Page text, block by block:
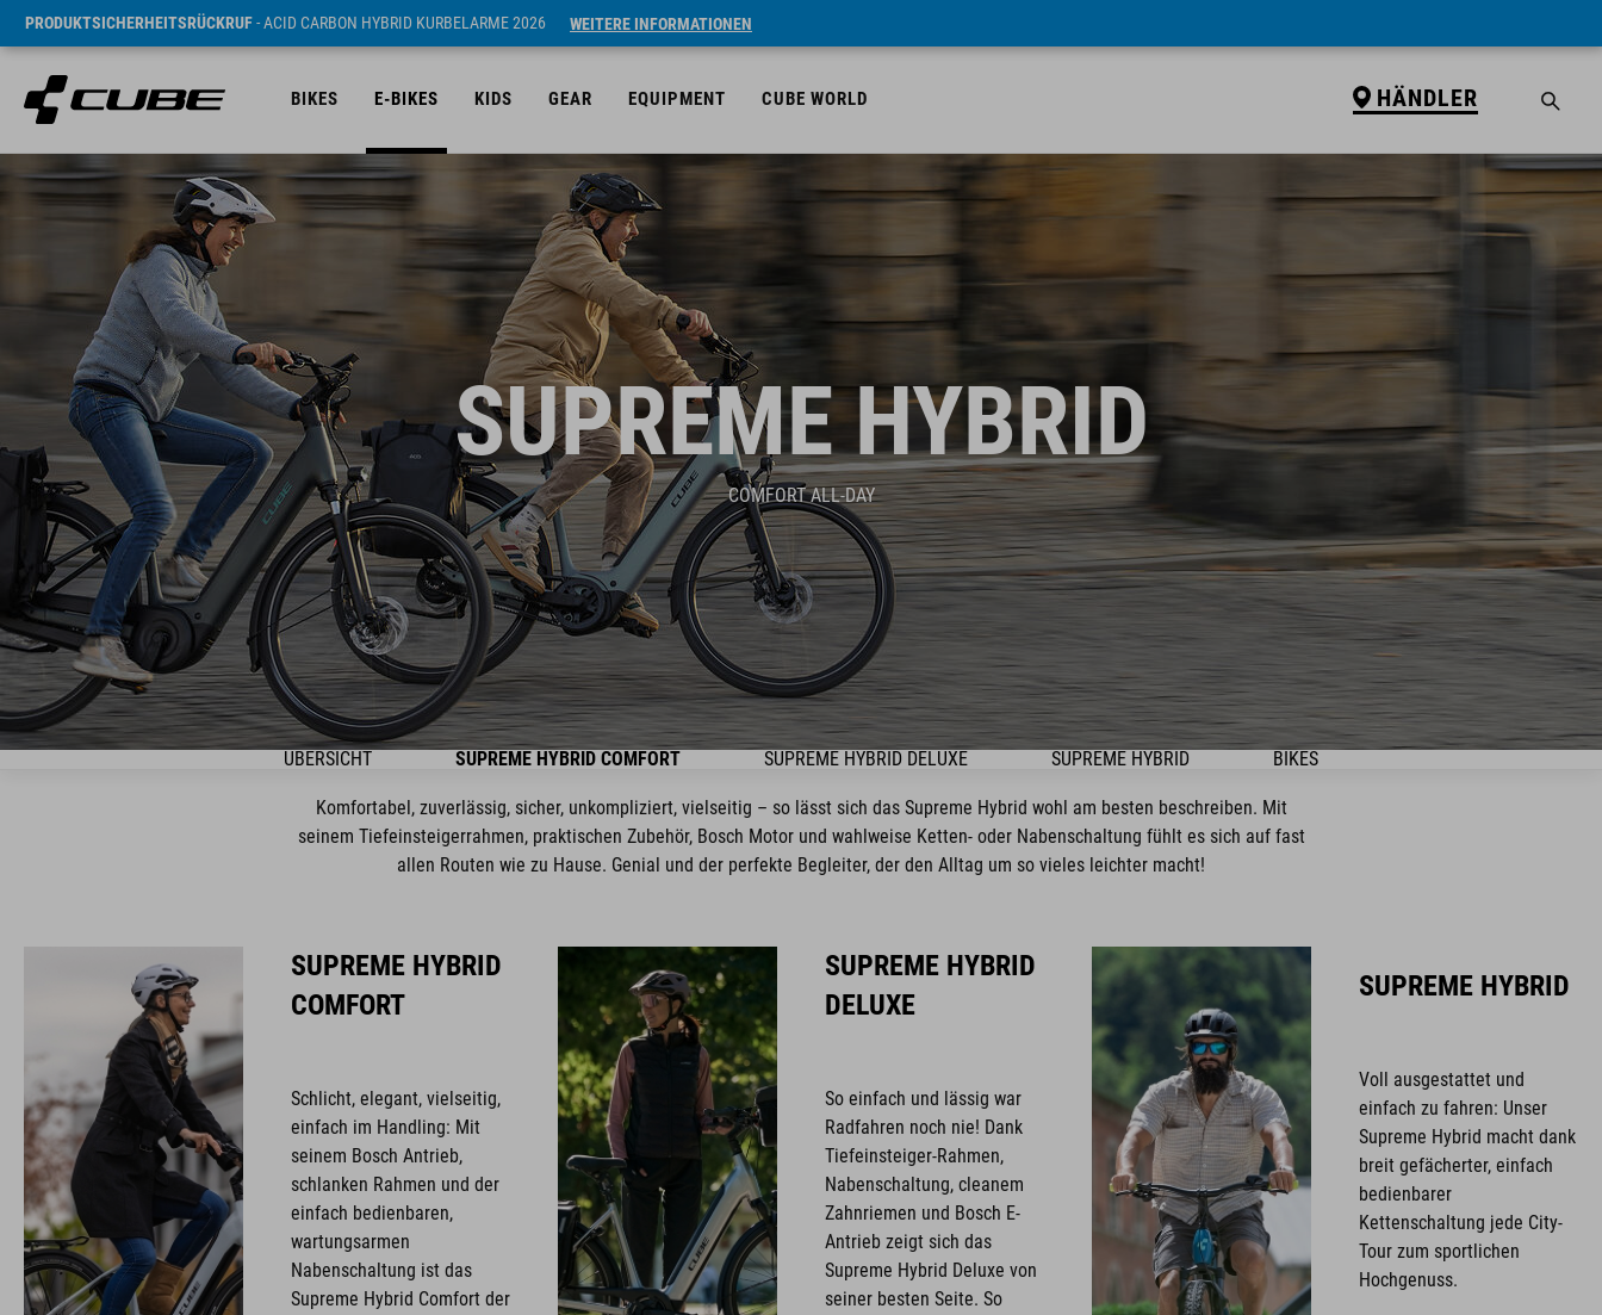
PRODUKTSICHERHEITSRÜCKRUF- ACID CARBON HYBRID KURBELARME 2026 WEITERE INFORMATIONEN
BIKES E-BIKES KIDS GEAR EQUIPMENT CUBE WORLD HÄNDLER
SUPREME HYBRID
COMFORT ALL-DAY
ÜBERSICHT SUPREME HYBRID COMFORT SUPREME HYBRID DELUXE SUPREME HYBRID BIKES
Komfortabel, zuverlässig, sicher, unkompliziert, vielseitig – so lässt sich das Supreme Hybrid wohl am besten beschreiben. Mit
seinem Tiefeinsteigerrahmen, praktischen Zubehör, Bosch Motor und wahlweise Ketten- oder Nabenschaltung fühlt es sich auf fast
allen Routen wie zu Hause. Genial und der perfekte Begleiter, der den Alltag um so vieles leichter macht!
SUPREME HYBRID
COMFORT
Schlicht, elegant, vielseitig,
einfach im Handling: Mit
seinem Bosch Antrieb,
schlanken Rahmen und der
einfach bedienbaren,
wartungsarmen
Nabenschaltung ist das
Supreme Hybrid Comfort der
SUPREME HYBRID
DELUXE
So einfach und lässig war
Radfahren noch nie! Dank
Tiefeinsteiger-Rahmen,
Nabenschaltung, cleanem
Zahnriemen und Bosch E-
Antrieb zeigt sich das
Supreme Hybrid Deluxe von
seiner besten Seite. So
SUPREME HYBRID
Voll ausgestattet und
einfach zu fahren: Unser
Supreme Hybrid macht dank
breit gefächerter, einfach
bedienbarer
Kettenschaltung jede City-
Tour zum sportlichen
Hochgenuss.